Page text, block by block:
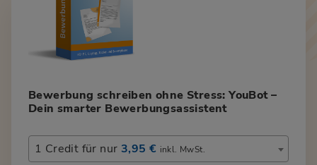
Bewerbung schreiben ohne Stress: YouBot –
Dein smarter Bewerbungsassistent
1 Credit für nur 3,95 € inkl. MwSt.